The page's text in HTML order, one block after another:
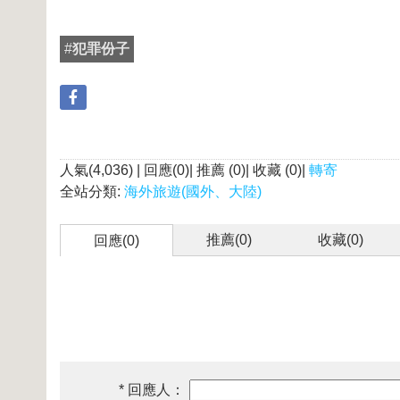
#犯罪份子
人氣(4,036) | 回應(0)| 推薦 (0)| 收藏 (0)| 轉寄
全站分類: 海外旅遊(國外、大陸)
回應(0) 推薦(0) 收藏(0)
* 回應人：